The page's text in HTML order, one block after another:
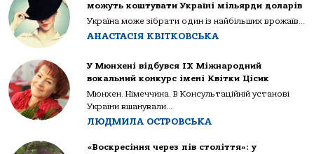
можуть коштувати Україні мільярди доларів
Україна може зібрати один із найбільших врожаїв...
АНАСТАСІЯ КВІТКОВСЬКА
У Мюнхені відбувся IX Міжнародний
вокальний конкурс імені Квітки Цісик
Мюнхен. Німеччина. В Консультаційній установі
України вшанували...
ЛЮДМИЛА ОСТРОВСЬКА
«Воскресіння через пів століття»: у